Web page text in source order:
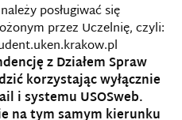
posługiwać się
przez Uczelnię, czyli:
z Działem Spraw
korzystając wyłącznie
i systemu USOSweb.
na tym samym kierunku